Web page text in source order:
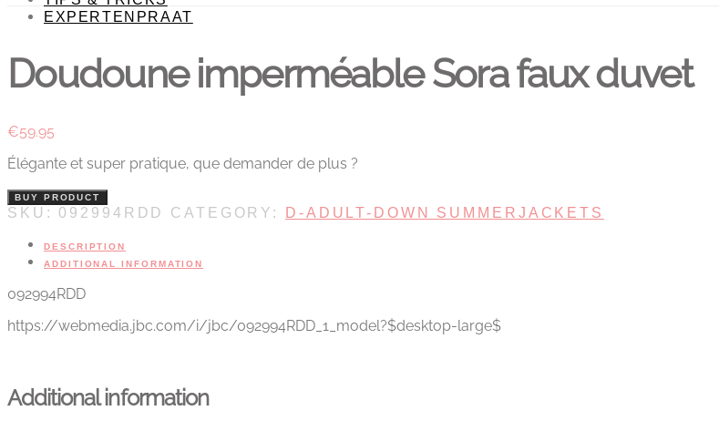
EXPERTENPRAAT
Doudoune imperméable Sora faux duvet
€59.95
Élégante et super pratique, que demander de plus ?
BUY PRODUCT
SKU: 092994RDD CATEGORY: D-ADULT-DOWN SUMMERJACKETS
DESCRIPTION
ADDITIONAL INFORMATION
092994RDD
https://webmedia.jbc.com/i/jbc/092994RDD_1_model?$desktop-large$
Additional information